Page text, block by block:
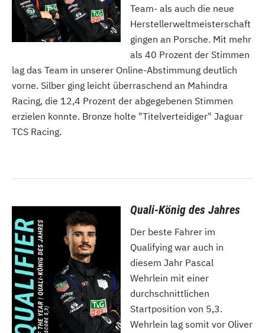
Team- als auch die neue
Herstellerweltmeisterschaft
gingen an Porsche. Mit mehr
als 40 Prozent der Stimmen
lag das Team in unserer Online-Abstimmung deutlich
vorne. Silber ging leicht überraschend an Mahindra
Racing, die 12,4 Prozent der abgegebenen Stimmen
erzielen konnte. Bronze holte "Titelverteidiger" Jaguar
TCS Racing.
Quali-König des Jahres
Der beste Fahrer im
Qualifying war auch in
diesem Jahr Pascal
Wehrlein mit einer
durchschnittlichen
Startposition von 5,3.
Wehrlein lag somit vor Oliver